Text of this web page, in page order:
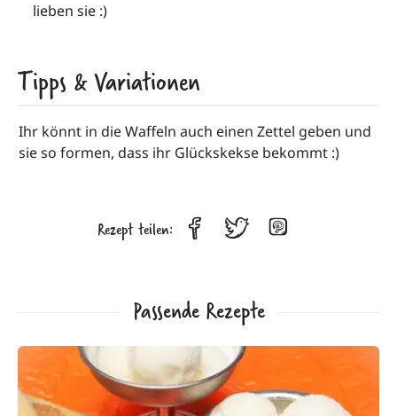
lieben sie :)
Tipps & Variationen
Ihr könnt in die Waffeln auch einen Zettel geben und
sie so formen, dass ihr Glückskekse bekommt :)
Rezept teilen:
Passende Rezepte